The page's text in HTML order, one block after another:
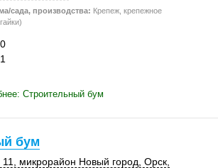
сада, производства: Крепеж, крепежное
Строительный бум
бум
, микрорайон Новый город, Орск